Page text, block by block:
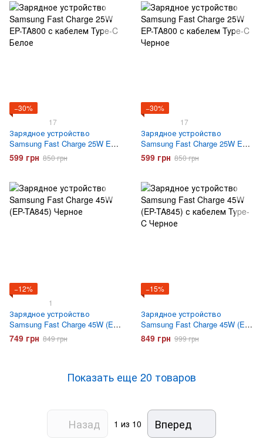
−30%
17
Зарядное устройство
Samsung Fast Charge 25W EP-
TA800 с кабелем Type-C Белое
599 грн 850 грн
−30%
17
Зарядное устройство
Samsung Fast Charge 25W EP-
TA800 с кабелем Type-C
Черное
599 грн 850 грн
−12%
1
Зарядное устройство
Samsung Fast Charge 45W (EP-
TA845) Черное
749 грн 849 грн
−15%
Зарядное устройство
Samsung Fast Charge 45W (EP-
TA845) с кабелем Type-C
Черное
849 грн 999 грн
Показать еще 20 товаров
Назад 1 из 10 Вперед